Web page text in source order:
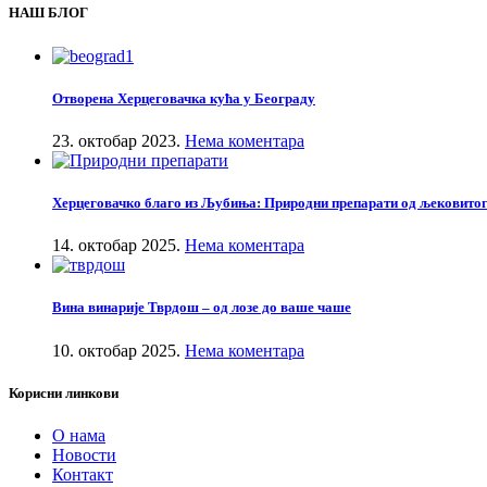
НАШ БЛОГ
Отворена Херцеговачка кућа у Београду
23. октобар 2023. Нема коментара
Херцеговачко благо из Љубиња: Природни препарати од
14. октобар 2025. Нема коментара
Вина винарије Тврдош – од лозе до ваше чаше
10. октобар 2025. Нема коментара
Корисни линкови
О нама
Новости
Контакт